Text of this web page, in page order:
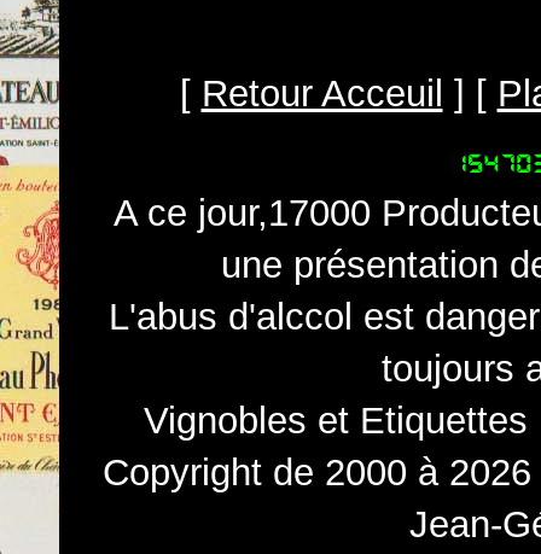
[ Retour Acceuil ] [
A ce jour,17000
une présentation
L'abus d'alccol est
toujours
Vignobles et
Copyright de 2000 à
Jean-